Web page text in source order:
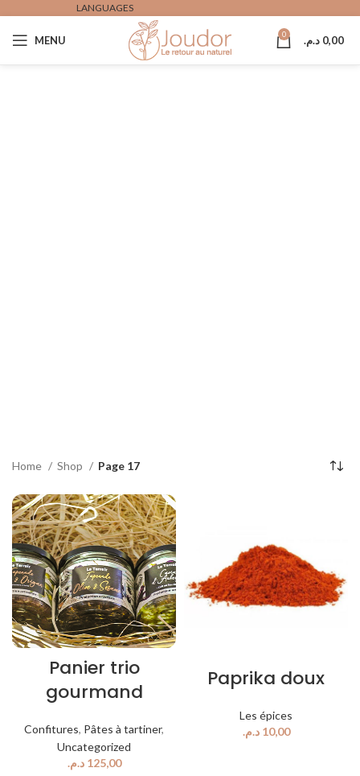
LANGUAGES
MENU 0 0,00 د.م.
Home Shop Page 17
Panier trio
gourmand
Confitures, Pâtes à tartiner,
Uncategorized
د.م.
Paprika doux
Les épices
د.م.